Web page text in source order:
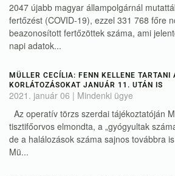
2047 újabb magyar állampolgárnál
fertőzést (COVID-19), ezzel 331 768 főre
beazonosított fertőzöttek száma, ami
napi adatok...
MÜLLER CECÍLIA: FENN KELLENE TARTANI
KORLÁTOZÁSOKAT JANUÁR 11. UTÁN IS
2021. január 06 | Mindenki ügye
Az operatív törzs szerdai tájékoztatóján
tisztifőorvos elmondta, a „gyógyultak
de a halálozások száma sajnos továbbra
Mü...